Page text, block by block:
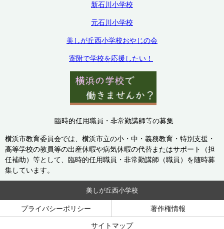
新石川小学校
元石川小学校
美しが丘西小学校おやじの会
寄附で学校を応援したい！
臨時的任用職員・非常勤講師等の募集
横浜市教育委員会では、横浜市立の小・中・義務教育・特別支援・
高等学校の教員等の出産休暇や病気休暇の代替またはサポート（担
任補助）等として、臨時的任用職員・非常勤講師（職員）を随時募
集しています。
美しが丘西小学校
プライバシーポリシー 著作権情報
サイトマップ